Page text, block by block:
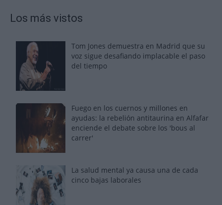
Los más vistos
Tom Jones demuestra en Madrid que su
voz sigue desafiando implacable el paso
del tiempo
Fuego en los cuernos y millones en
ayudas: la rebelión antitaurina en Alfafar
enciende el debate sobre los 'bous al
carrer'
La salud mental ya causa una de cada
cinco bajas laborales